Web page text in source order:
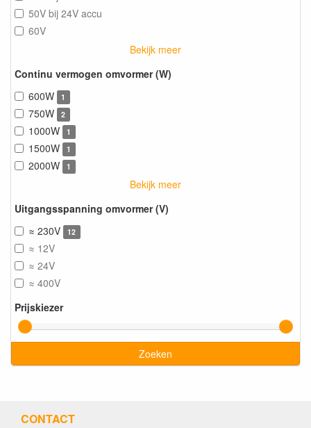
50V bij 24V accu
60V
Bekijk meer
Continu vermogen omvormer (W)
600W
1
750W 2
1000W 1
1500W 1
2000W 1
Bekijk meer
Uitgangsspanning omvormer (V)
≈ 230V
12
≈ 12V
≈ 24V
≈ 400V
Prijskiezer
Zoeken
CONTACT